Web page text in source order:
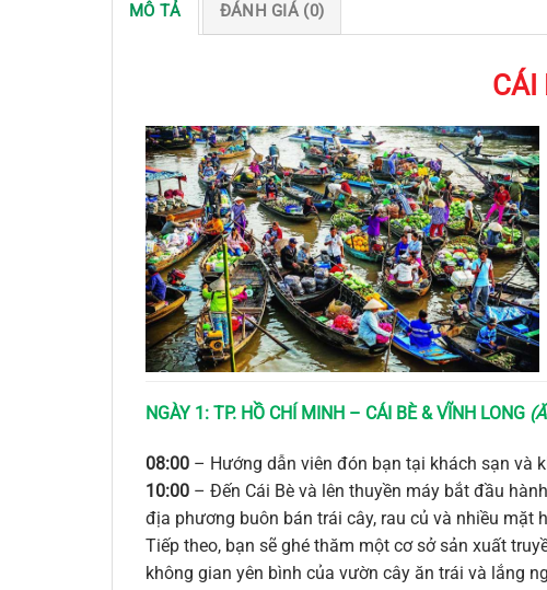
MÔ TẢ ĐÁNH GIÁ (0)
CÁI
NGÀY 1: TP. HỒ CHÍ MINH – CÁI BÈ & VĨNH LONG
08:00 – Hướng dẫn viên đón bạn tại khách sạn và
10:00 – Đến Cái Bè và lên thuyền máy bắt đầu
địa phương buôn bán trái cây, rau củ và nhiều mặt
Tiếp theo, bạn sẽ ghé thăm một cơ sở sản xuất
không gian yên bình của vườn cây ăn trái và lắng